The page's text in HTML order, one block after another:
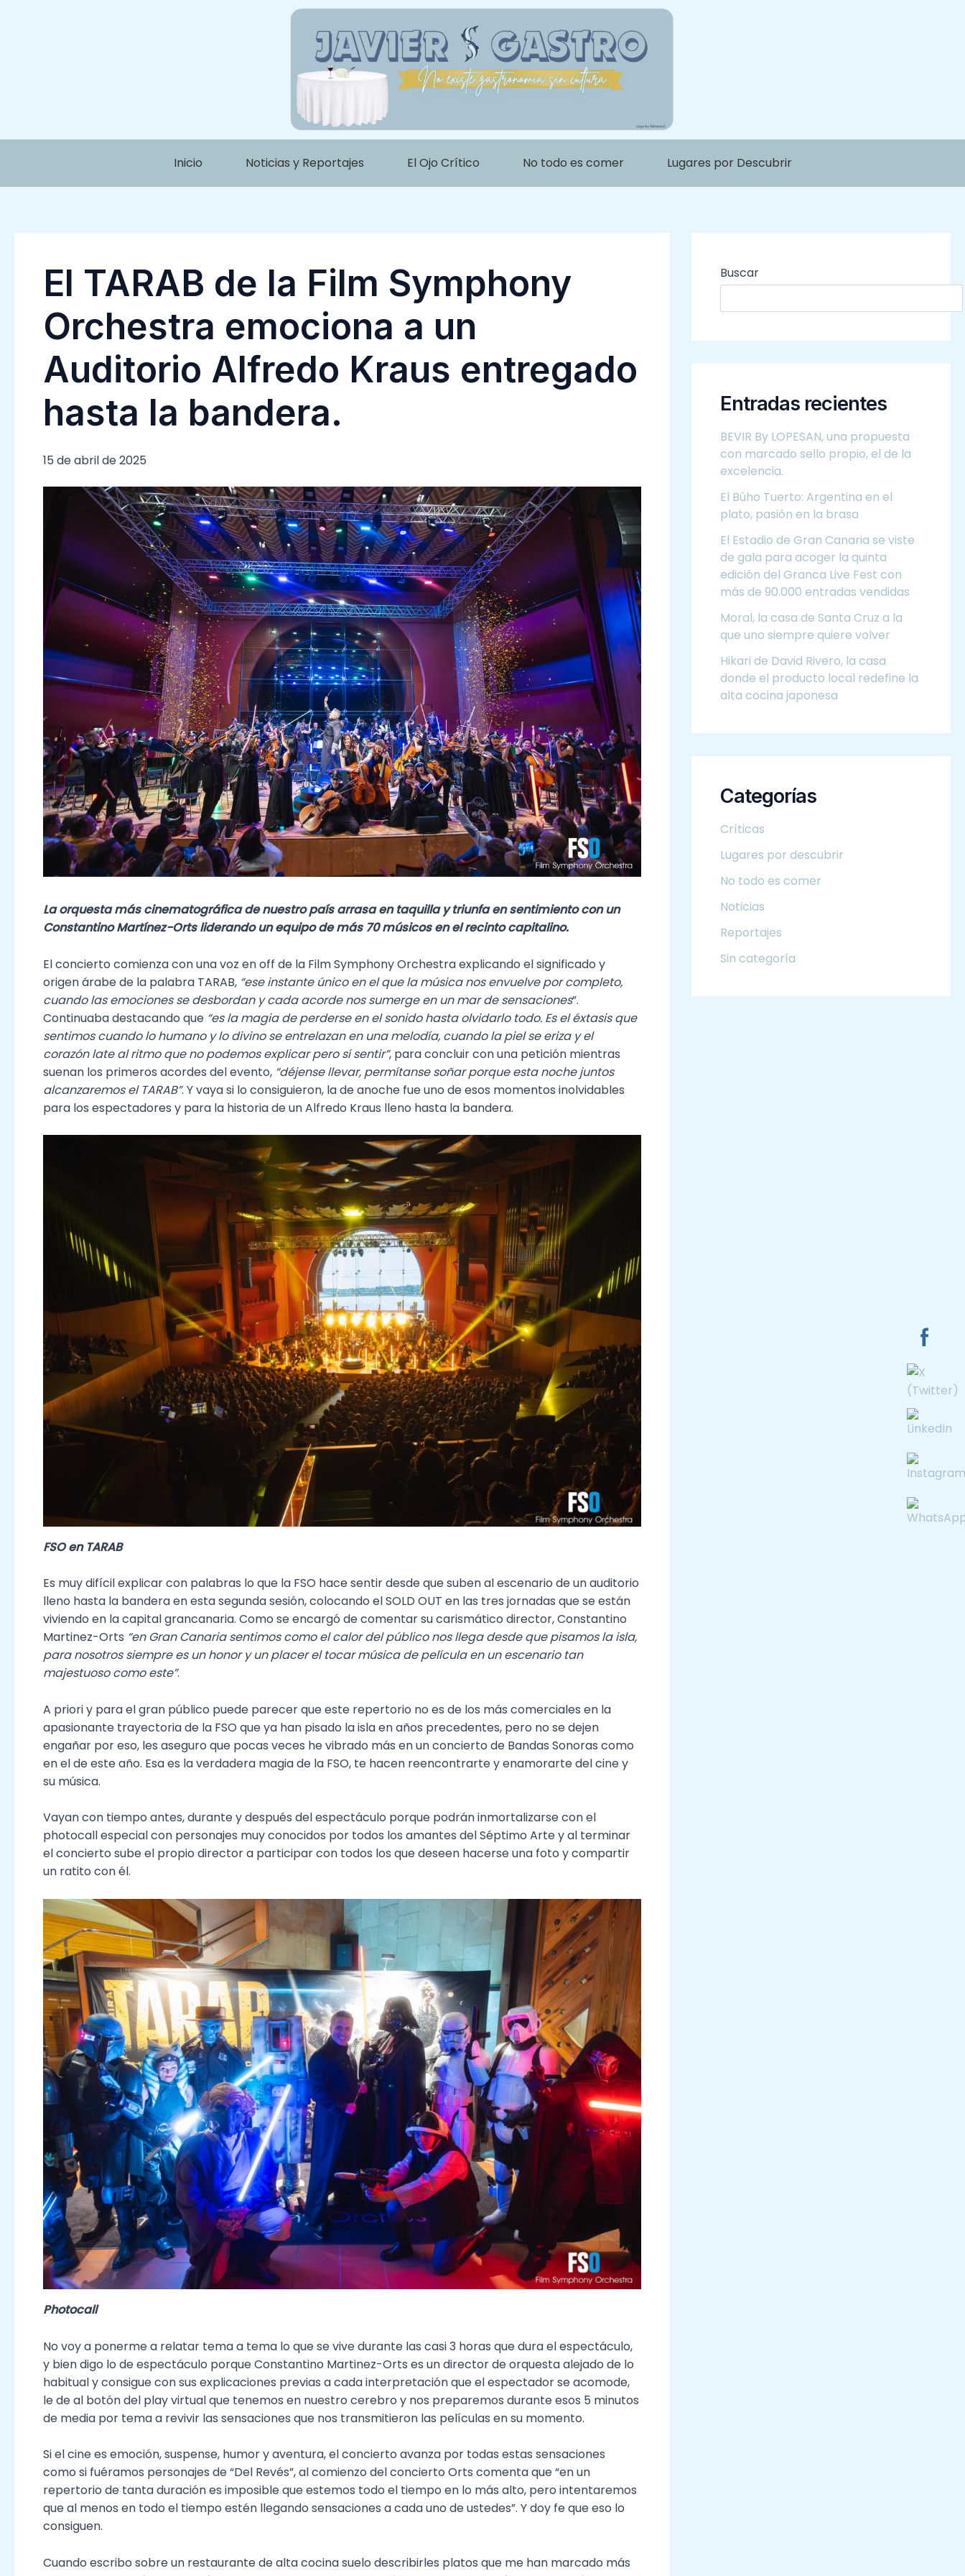
Inicio Noticias y Reportajes El Ojo Crítico No todo es comer Lugares por Descubrir
El TARAB de la Film Symphony
Orchestra emociona a un
Auditorio Alfredo Kraus entregado
hasta la bandera.
15 de abril de 2025
La orquesta más cinematográfica de nuestro país arrasa en taquilla y triunfa en sentimiento con un
Constantino Martínez-Orts liderando un equipo de más 70 músicos en el recinto capitalino.
El concierto comienza con una voz en off de la Film Symphony Orchestra explicando el significado y
origen árabe de la palabra TARAB, “ese instante único en el que la música nos envuelve por completo,
cuando las emociones se desbordan y cada acorde nos sumerge en un mar de sensaciones”.
Continuaba destacando que “es la magia de perderse en el sonido hasta olvidarlo todo. Es el éxtasis que
sentimos cuando lo humano y lo divino se entrelazan en una melodía, cuando la piel se eriza y el
corazón late al ritmo que no podemos explicar pero sí sentir”, para concluir con una petición mientras
suenan los primeros acordes del evento, “déjense llevar, permítanse soñar porque esta noche juntos
alcanzaremos el TARAB”. Y vaya si lo consiguieron, la de anoche fue uno de esos momentos inolvidables
para los espectadores y para la historia de un Alfredo Kraus lleno hasta la bandera.
FSO en TARAB
Es muy difícil explicar con palabras lo que la FSO hace sentir desde que suben al escenario de un auditorio
lleno hasta la bandera en esta segunda sesión, colocando el SOLD OUT en las tres jornadas que se están
viviendo en la capital grancanaria. Como se encargó de comentar su carismático director, Constantino
Martinez-Orts “en Gran Canaria sentimos como el calor del público nos llega desde que pisamos la isla,
para nosotros siempre es un honor y un placer el tocar música de película en un escenario tan
majestuoso como este”.
A priori y para el gran público puede parecer que este repertorio no es de los más comerciales en la
apasionante trayectoria de la FSO que ya han pisado la isla en años precedentes, pero no se dejen
engañar por eso, les aseguro que pocas veces he vibrado más en un concierto de Bandas Sonoras como
en el de este año. Esa es la verdadera magia de la FSO, te hacen reencontrarte y enamorarte del cine y
su música.
Vayan con tiempo antes, durante y después del espectáculo porque podrán inmortalizarse con el
photocall especial con personajes muy conocidos por todos los amantes del Séptimo Arte y al terminar
el concierto sube el propio director a participar con todos los que deseen hacerse una foto y compartir
un ratito con él.
Photocall
No voy a ponerme a relatar tema a tema lo que se vive durante las casi 3 horas que dura el espectáculo,
y bien digo lo de espectáculo porque Constantino Martinez-Orts es un director de orquesta alejado de lo
habitual y consigue con sus explicaciones previas a cada interpretación que el espectador se acomode,
le de al botón del play virtual que tenemos en nuestro cerebro y nos preparemos durante esos 5 minutos
de media por tema a revivir las sensaciones que nos transmitieron las películas en su momento.
Si el cine es emoción, suspense, humor y aventura, el concierto avanza por todas estas sensaciones
como si fuéramos personajes de “Del Revés”, al comienzo del concierto Orts comenta que “en un
repertorio de tanta duración es imposible que estemos todo el tiempo en lo más alto, pero intentaremos
que al menos en todo el tiempo estén llegando sensaciones a cada uno de ustedes”. Y doy fe que eso lo
consiguen.
Cuando escribo sobre un restaurante de alta cocina suelo describirles platos que me han marcado más
Buscar
Entradas recientes
BEVIR By LOPESAN, una propuesta
con marcado sello propio, el de la
excelencia.
El Búho Tuerto: Argentina en el
plato, pasión en la brasa
El Estadio de Gran Canaria se viste
de gala para acoger la quinta
edición del Granca Live Fest con
más de 90.000 entradas vendidas
Moral, la casa de Santa Cruz a la
que uno siempre quiere volver
Hikari de David Rivero, la casa
donde el producto local redefine la
alta cocina japonesa
Categorías
Críticas
Lugares por descubrir
No todo es comer
Noticias
Reportajes
Sin categoría